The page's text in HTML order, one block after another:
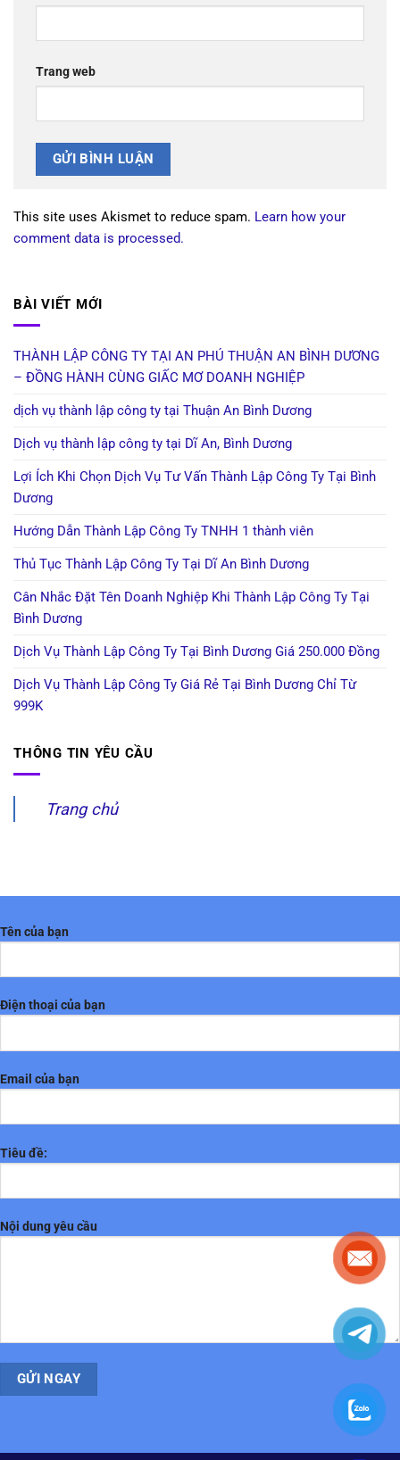
Trang web
This site uses Akismet to reduce spam. Learn how your
comment data is processed.
BÀI VIẾT MỚI
THÀNH LẬP CÔNG TY TẠI AN PHÚ THUẬN AN BÌNH DƯƠNG
– ĐỒNG HÀNH CÙNG GIẤC MƠ DOANH NGHIỆP
dịch vụ thành lập công ty tại Thuận An Bình Dương
Dịch vụ thành lập công ty tại Dĩ An, Bình Dương
Lợi Ích Khi Chọn Dịch Vụ Tư Vấn Thành Lập Công Ty Tại Bình
Dương
Hướng Dẫn Thành Lập Công Ty TNHH 1 thành viên
Thủ Tục Thành Lập Công Ty Tại Dĩ An Bình Dương
Cân Nhắc Đặt Tên Doanh Nghiệp Khi Thành Lập Công Ty Tại
Bình Dương
Dịch Vụ Thành Lập Công Ty Tại Bình Dương Giá 250.000 Đồng
Dịch Vụ Thành Lập Công Ty Giá Rẻ Tại Bình Dương Chỉ Từ
999K
THÔNG TIN YÊU CẦU
Trang chủ
Tên của bạn
Điện thoại của bạn
Email của bạn
Tiêu đề:
Nội dung yêu cầu